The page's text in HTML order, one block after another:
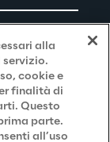
alla
servizio.
cookie e
finalità di
Questo
parte.
all’uso